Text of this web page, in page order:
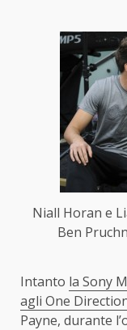
Niall Horan e
Ben
Intanto la Sony
agli One
Payne, durante